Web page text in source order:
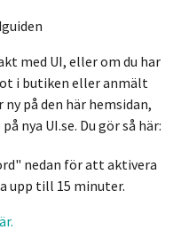
med UI, eller om du har
i butiken eller anmält
på den här hemsidan,
nya UI.se. Du gör så här:
nedan för att aktivera
upp till 15 minuter.